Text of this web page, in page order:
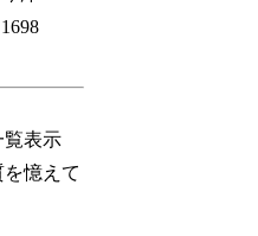
1698
覧表示
憶えて